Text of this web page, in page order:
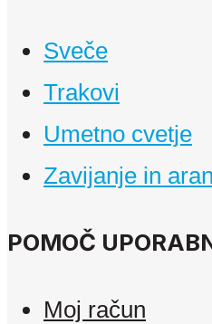
Sveče
Trakovi
Umetno cvetje
Zavijanje in
POMOČ
Moj račun